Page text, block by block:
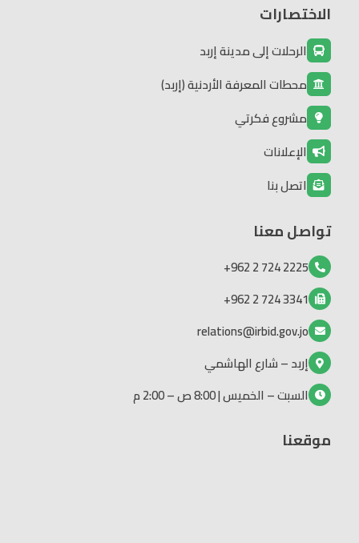
الاختصارات
الرحلات إلى مدينة إربد
محطات المعرفة الأردنية (إربد)
مشروع فكرتي
الإعلانات
اتصل بنا
تواصل معنا
2225 724 2 962+
3341 724 2 962+
relations@irbid.gov.jo
إربد – شارع الهاشمي
السبت – الخميس | 8:00 ص – 2:00 م
موقعنا